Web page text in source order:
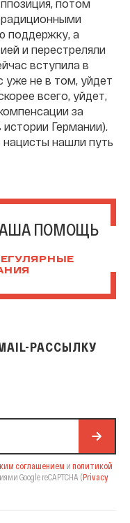
потом
поддержку, а
и перестреляли
вступила в
уже не в том, уйдет
всего, уйдет,
за
Германии).
нашли путь
ПОМОЩЬ
РАССЫЛКУ
соглашением и политикой
Google reCAPTCHA (Privacy